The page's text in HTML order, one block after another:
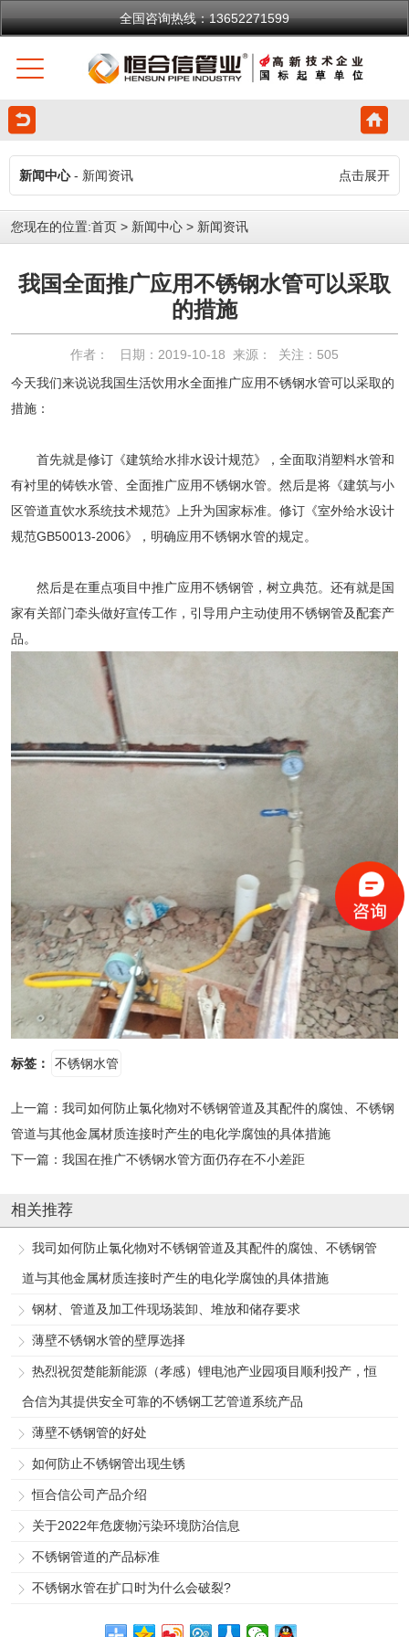
全国咨询热线：13652271599
新闻中心- 新闻资讯 点击展开
您现在的位置:首页 > 新闻中心 > 新闻资讯
我国全面推广应用不锈钢水管可以采取
的措施
作者： 日期：2019-10-18 来源： 关注： 505
今天我们来说说我国生活饮用水全面推广应用不锈钢水管可以采取的
措施：
首先就是修订《建筑给水排水设计规范》，全面取消塑料水管和
有衬里的铸铁水管、全面推广应用不锈钢水管。然后是将《建筑与小
区管道直饮水系统技术规范》上升为国家标准。修订《室外给水设计
规范GB50013-2006》，明确应用不锈钢水管的规定。
然后是在重点项目中推广应用不锈钢管，树立典范。还有就是国
家有关部门牵头做好宣传工作，引导用户主动使用不锈钢管及配套产
品。
标签： 不锈钢水管
上一篇： 我司如何防止氯化物对不锈钢管道及其配件的腐蚀、不锈钢
管道与其他金属材质连接时产生的电化学腐蚀的具体措施
下一篇： 我国在推广不锈钢水管方面仍存在不小差距
相关推荐
我司如何防止氯化物对不锈钢管道及其配件的腐蚀、不锈钢管
道与其他金属材质连接时产生的电化学腐蚀的具体措施
钢材、管道及加工件现场装卸、堆放和储存要求
薄壁不锈钢水管的壁厚选择
热烈祝贺楚能新能源（孝感）锂电池产业园项目顺利投产，恒
合信为其提供安全可靠的不锈钢工艺管道系统产品
薄壁不锈钢管的好处
如何防止不锈钢管出现生锈
恒合信公司产品介绍
关于2022年危废物污染环境防治信息
不锈钢管道的产品标准
不锈钢水管在扩口时为什么会破裂?